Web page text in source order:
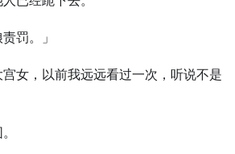
罚。」
女，以前我远远看过一次，听说不是